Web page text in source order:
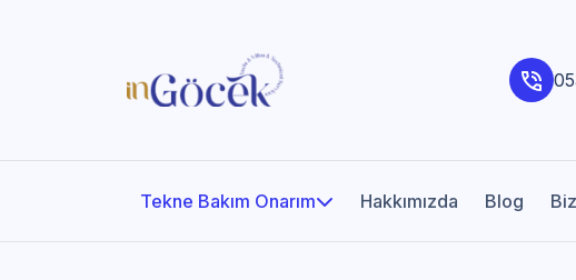
Tekne Bakım Onarım Hakkımızda Blog